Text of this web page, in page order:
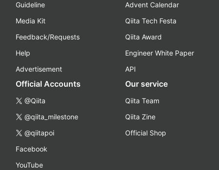
Guideline
Media Kit
Feedback/Requests
Help
Advertisement
Advent Calendar
Qiita Tech Festa
Qiita Award
Engineer White Paper
API
Official Accounts
@Qiita
@qiita_milestone
@qiitapoi
Facebook
YouTube
Our service
Qiita Team
Qiita Zine
Official Shop